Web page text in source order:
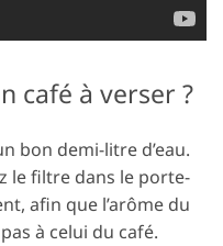
café à verser ?
bon demi-litre d’eau.
le filtre dans le porte-
afin que l’arôme du
à celui du café.